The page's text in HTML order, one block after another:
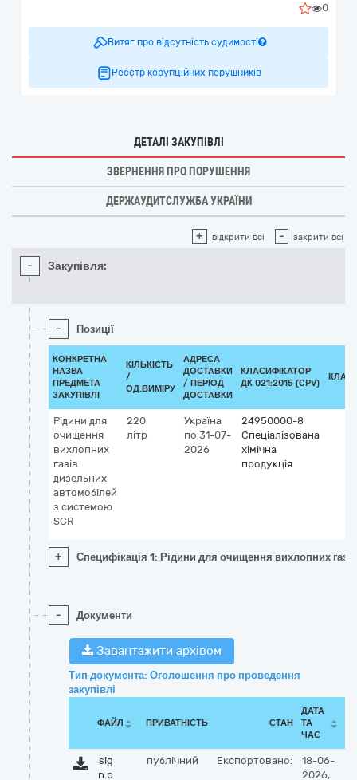
0
Витяг про відсутність судимості
Реєстр корупційних порушників
ДЕТАЛІ ЗАКУПІВЛІ
ЗВЕРНЕННЯ ПРО ПОРУШЕННЯ
ДЕРЖАУДИТСЛУЖБА УКРАЇНИ
+ відкрити всі - закрити всі
- Закупівля:
- Позиції
КОНКРЕТНА
НАЗВА
ПРЕДМЕТА
ЗАКУПІВЛІ
КІЛЬКІСТЬ
/
ОД.ВИМІРУ
АДРЕСА
ДОСТАВКИ
/ ПЕРІОД
ДОСТАВКИ
КЛАСИФІКАТОР
ДК 021:2015 (CPV)
Рідини для
очищення
вихлопних
газів
дизельних
автомобілей
з системою
SCR
220
літр
Україна
по 31-07-
2026
24950000-8
Спеціалізована
хімічна
продукція
+ Специфікація 1: Рідини для очищення вихлопних
- Документи
Завантажити архівом
Тип документа: Оголошення про проведення
закупівлі
ФАЙЛ ПРИВАТНІСТЬ СТАН
ДАТА
ТА
ЧАС
sig
n.p
публічний Експортовано:
18-06-
2026,